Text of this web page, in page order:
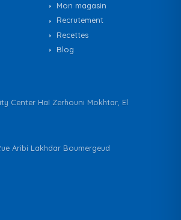
Mon magasin
Recrutement
Recettes
Blog
Center Haï Zerhouni Mokhtar, El
Aribi Lakhdar Boumergeud